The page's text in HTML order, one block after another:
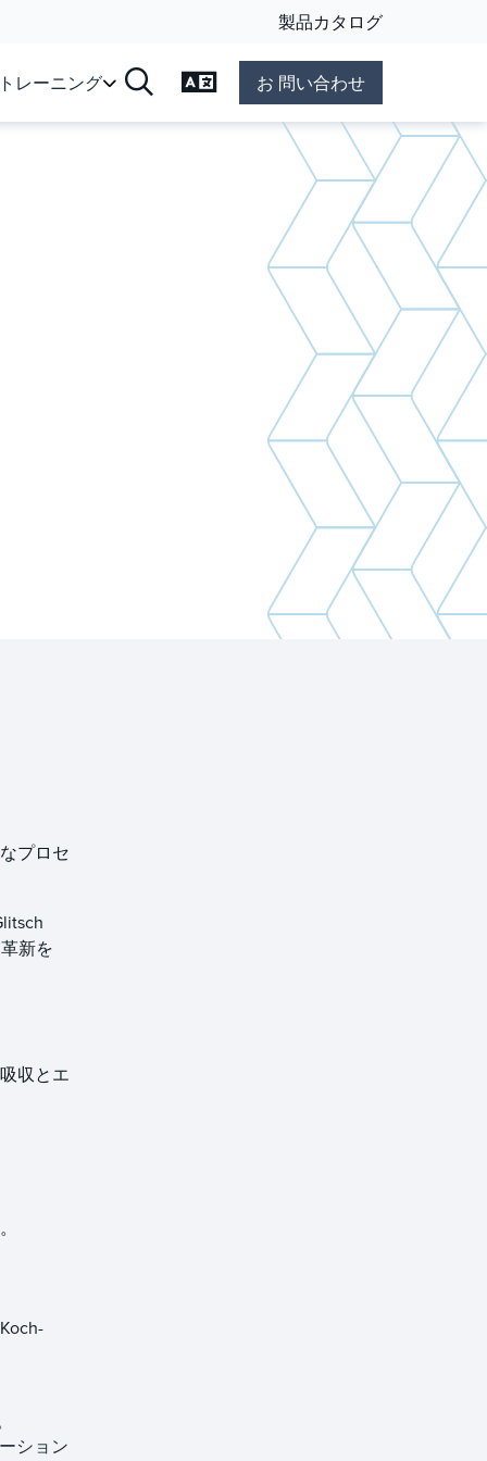
製品カタログ
レーニング 言語の変更お 問い合わせ
プロセ
新を
収とエ
ション